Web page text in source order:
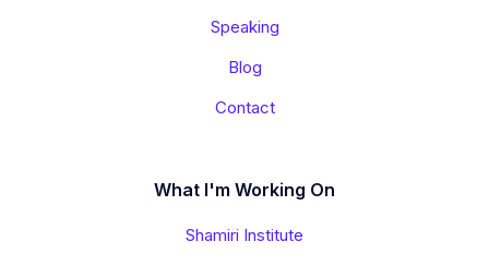
Speaking
Blog
Contact
What I'm Working On
Shamiri Institute